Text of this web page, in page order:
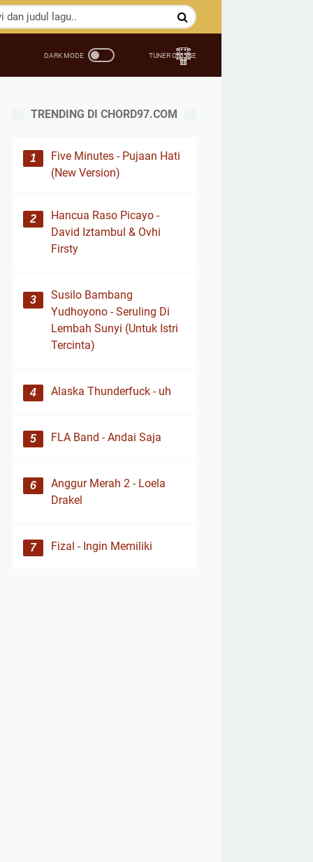
TRENDING DI CHORD97.COM
Five Minutes - Pujaan Hati
(New Version)
Hancua Raso Picayo -
David Iztambul & Ovhi
Firsty
Susilo Bambang
Yudhoyono - Seruling Di
Lembah Sunyi (Untuk Istri
Tercinta)
Alaska Thunderfuck - uh
FLA Band - Andai Saja
Anggur Merah 2 - Loela
Drakel
Fizal - Ingin Memiliki